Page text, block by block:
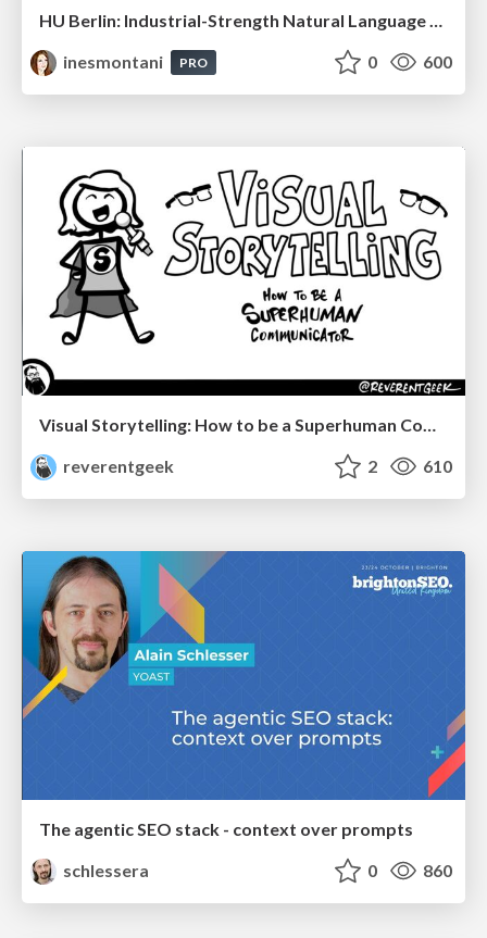
inesmontani
PRO 0 600
Visual Storytelling: How to be a Superhuman Communicator
reverentgeek
2 610
The agentic SEO stack - context over prompts
schlessera
0 860